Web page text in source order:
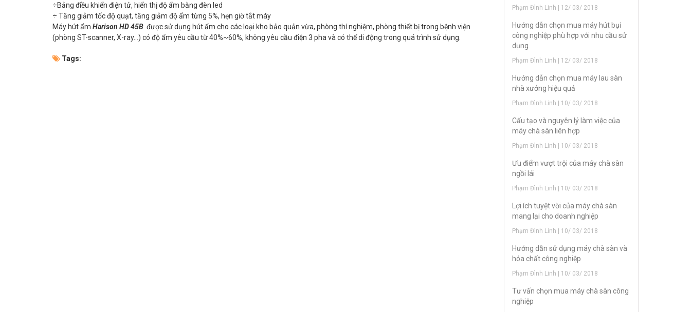
÷Bảng điều khiển điện tử, hiển thị độ ẩm bằng đèn led
÷ Tăng giảm tốc độ quạt, tăng giảm độ ẩm từng 5%, hẹn giờ tắt máy
Máy hút ẩm Harison HD 45B được sử dụng hút ẩm cho các loại kho bảo quản vừa, phòng thí nghiệm, phòng thiết bị trong bệnh viện
(phòng ST-scanner, X-ray…) có độ ẩm yêu cầu từ 40%~60%, không yêu cầu điện 3 pha và có thể di động trong quá trình sử dụng.
Tags:
Phạm Đình Linh | 12/ 03/ 2018
Hướng dẫn chọn mua máy hút bụi
công nghiệp phù hợp với nhu cầu sử
dụng
Phạm Đình Linh | 12/ 03/ 2018
Hướng dẫn chọn mua máy lau sàn
nhà xưởng hiệu quả
Phạm Đình Linh | 10/ 03/ 2018
Cấu tạo và nguyên lý làm việc của
máy chà sàn liên hợp
Phạm Đình Linh | 10/ 03/ 2018
Ưu điểm vượt trội của máy chà sàn
ngồi lái
Phạm Đình Linh | 10/ 03/ 2018
Lợi ích tuyệt vời của máy chà sàn
mang lại cho doanh nghiệp
Phạm Đình Linh | 10/ 03/ 2018
Hướng dẫn sử dụng máy chà sàn và
hóa chất công nghiệp
Phạm Đình Linh | 10/ 03/ 2018
Tư vấn chọn mua máy chà sàn công
nghiệp